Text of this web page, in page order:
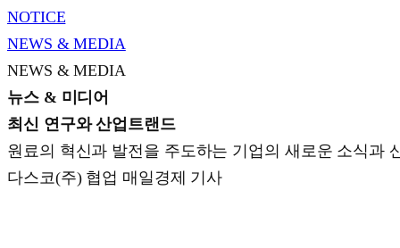
NOTICE
NEWS & MEDIA
NEWS & MEDIA
뉴스 & 미디어
최신 연구와 산업트랜드
원료의 혁신과 발전을 주도하는 기업의 새로운 소식과
다스코(주) 협업 매일경제 기사